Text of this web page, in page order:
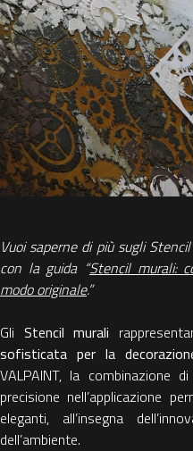
Vuoi saperne di più sugli
con la guida “Stencil murali:
modo originale.”
Gli Stencil murali
sofisticata per la
VALPAINT, la combinazione
precisione nell’applicazione
eleganti, all’insegna
dell’ambiente.